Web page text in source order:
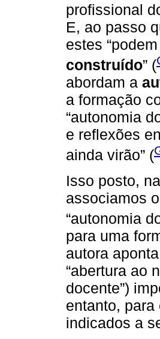
profissional
E, ao passo
estes
construído” (
abordam a
a formação
“autonomia
e reflexões
ainda virão” (
Isso posto,
associamos
“autonomia
para uma
autora
“abertura ao
docente”)
entanto,
indicados a